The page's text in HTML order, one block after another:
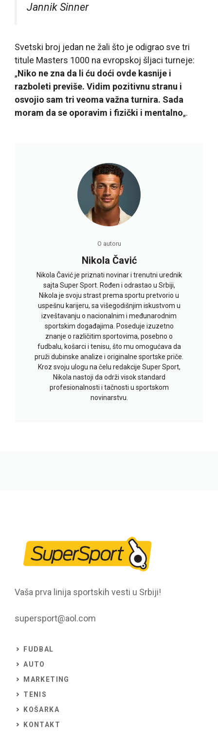
Jannik Sinner
Svetski broj jedan ne žali što je odigrao sve tri
titule Masters 1000 na evropskoj šljaci turneje:
„Niko ne zna da li ću doći ovde kasnije i
razboleti previše. Vidim pozitivnu stranu i
osvojio sam tri veoma važna turnira. Sada
moram da se oporavim i fizički i mentalno„.
O autoru
Nikola Čavić
Nikola Čavić je priznati novinar i trenutni urednik
sajta Super Sport. Rođen i odrastao u Srbiji,
Nikola je svoju strast prema sportu pretvorio u
uspešnu karijeru, sa višegodišnjim iskustvom u
izveštavanju o nacionalnim i međunarodnim
sportskim događajima. Poseduje izuzetno
znanje o različitim sportovima, posebno o
fudbalu, košarci i tenisu, što mu omogućava da
pruži dubinske analize i originalne sportske priče.
Kroz svoju ulogu na čelu redakcije Super Sport,
Nikola nastoji da održi visok standard
profesionalnosti i tačnosti u sportskom
novinarstvu.
Vaša prva linija sportskih vesti u Srbiji!
supersport@aol.com
FUDBAL
AUTO
MARKETING
TENIS
KOŠARKA
KONTAKT